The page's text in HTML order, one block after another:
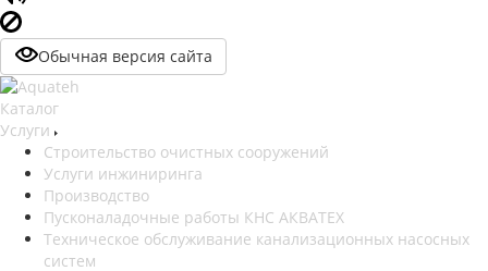
Обычная версия сайта
Каталог
Услуги
Строительство очистных сооружений
Услуги инжиниринга
Производство
Пусконаладочные работы КНС АКВАТЕХ
Техническое обслуживание канализационных насосных
систем